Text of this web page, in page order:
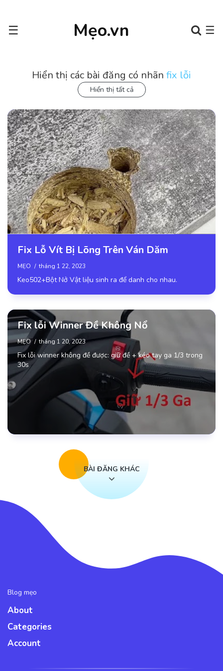
Mẹo.vn
☰ ☰
Hiển thị các bài đăng có nhãn fix lỗi
Hiển thị tất cả
Fix Lỗ Vít Bị Lõng Trên Ván Dăm
MẸO tháng 1 22, 2023
Keo502+Bột Nở Vật liệu sinh ra để danh cho nhau.
Fix lỗi Winner Đề Không Nổ
MẸO tháng 1 20, 2023
Fix lỗi winner không đề được: giữ đề + kéo tay ga 1/3 trong
30s
BÀI ĐĂNG KHÁC
Blog mẹo
About
Categories
Account